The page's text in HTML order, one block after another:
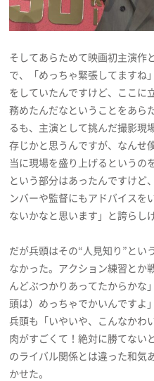
そしてあらためて映画初主演作
で、「めっちゃ緊張してますね
をしていたんですけど、ここに
務めたんだなということをあら
るも、主演として挑んだ撮影現
存じかと思うんですが、なんせ
当に現場を盛り上げるというの
という部分はあったんですけど
ンバーや監督にもアドバイスを
ないかなと思います」と誇らし
だが兵頭はその“人見知り”とい
なかった。アクション練習とか
んどぶつかりあってたからかな
頭は）めっちゃでかいんですよ
兵頭も「いやいや、こんなかわ
肉がすごくて！絶対に勝てない
のライバル関係とは違った和気
かせた。